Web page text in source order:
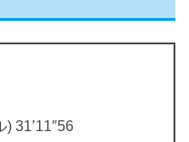
31’11″56